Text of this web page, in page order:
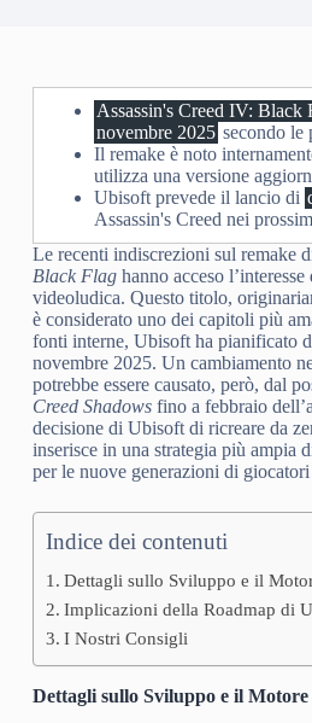
Assassin's Creed IV: Black
novembre 2025 secondo le
Il remake è noto
utilizza una versione
Ubisoft prevede il lancio di
Assassin's Creed nei
Le recenti indiscrezioni sul remake
Black Flaghanno acceso
videoludica. Questo titolo,
è considerato uno dei capitoli più
fonti interne, Ubisoft ha pianificato
novembre 2025. Un cambiamento
potrebbe essere causato, però, dal
Creed Shadowsfino a febbraio
decisione di Ubisoft di ricreare da
inserisce in una strategia più ampia
per le nuove generazioni di
Indice dei contenuti
Dettagli sullo Sviluppo e il
Implicazioni della Roadmap di
I Nostri Consigli
Dettagli sullo Sviluppo e il